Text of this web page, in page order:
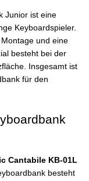
Junior ist eine
Keyboardspieler.
und eine
besteht bei der
Insgesamt ist
für den
Cantabile KB-01L
besteht